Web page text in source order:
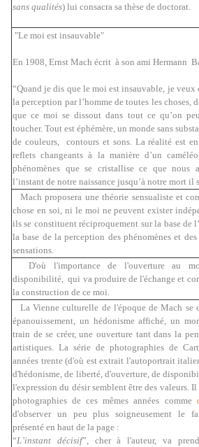
sans qualités) lui consacra sa thèse de doctorat.
"Le moi est insauvable"
En 1908, Ernst Mach écrit à son ami Hermann
“Quand je dis que le moi est insauvable, je veux
la perception par l’homme de toutes les choses,
que ce moi se dissout dans tout ce qu’on
toucher. Tout est éphémère, un monde sans
de couleurs, contours et sons. La réalité est
reflets changeants à la manière d’un
phénomènes que se cristallise ce que nous
l’instant de notre naissance jusqu’à notre mort il
Mach proposera une théorie sensualiste et
chose en soi, ni le moi ne peuvent exister
ils se constituent réciproquement sur la base de
la base de la perception des phénomènes et
sensations.
D'où l'importance de l'ouverture au
disponibilité, qui va produire de l'échange et
la construction de ce moi.
La Vienne culturelle de l'époque de Mach se
épanouissement, un hédonisme affiché, un
train de se créer, une ouverture tant dans la
artistiques. La série de photographies de
années trente (d'où est extrait l'autoportrait
d'hédonisme, de liberté, d'ouverture, de
l'expression du désir semblent être des valeurs.
photographies de ces mêmes années comme
d'observer un peu plus soigneusement le
présenté en haut de la page :
“L’instant décisif”, cher à l'auteur, va